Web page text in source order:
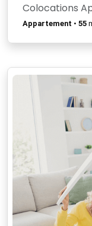
Colocations
Appartement • 55